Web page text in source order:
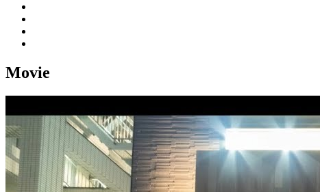
Movie